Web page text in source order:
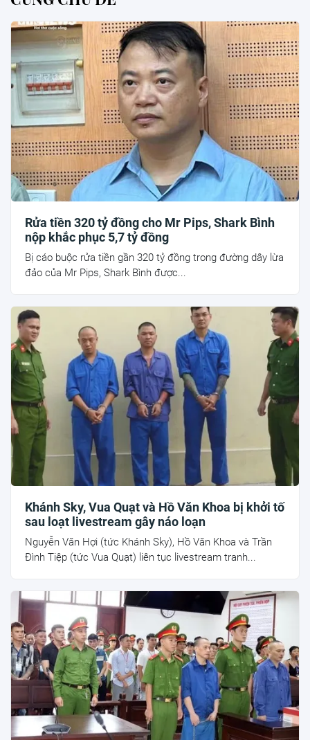
Rửa tiền 320 tỷ đồng cho Mr Pips, Shark Bình
nộp khắc phục 5,7 tỷ đồng
Bị cáo buộc rửa tiền gần 320 tỷ đồng trong đường dây lừa
đảo của Mr Pips, Shark Bình được...
Khánh Sky, Vua Quạt và Hồ Văn Khoa bị khởi tố
sau loạt livestream gây náo loạn
Nguyễn Văn Hợi (tức Khánh Sky), Hồ Văn Khoa và Trần
Đình Tiệp (tức Vua Quạt) liên tục livestream tranh...